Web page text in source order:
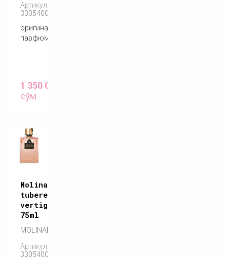
Артикул:
3305400183092
оригинальный
парфюм
1 350 000
сўм
Molinard
tubereuse
vertigineuse
75ml
MOLINARD
Артикул:
3305400183092